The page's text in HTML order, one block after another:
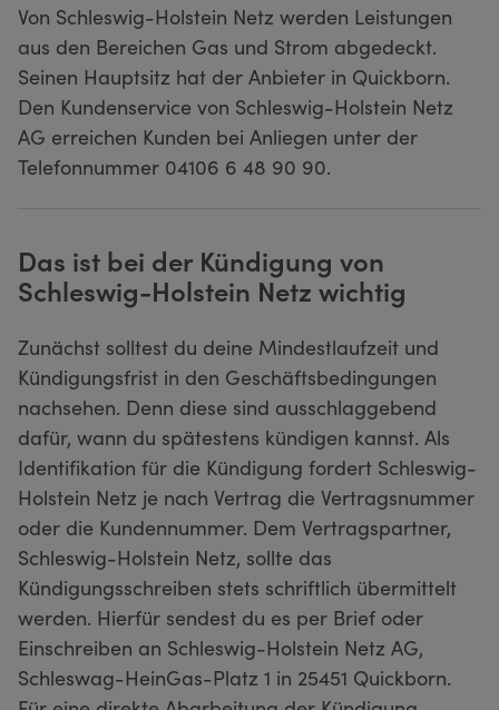
Von Schleswig-Holstein Netz werden Leistungen
aus den Bereichen Gas und Strom abgedeckt.
Seinen Hauptsitz hat der Anbieter in Quickborn.
Den Kundenservice von Schleswig-Holstein Netz
AG erreichen Kunden bei Anliegen unter der
Telefonnummer 04106 6 48 90 90.
Das ist bei der Kündigung von
Schleswig-Holstein Netz wichtig
Zunächst solltest du deine Mindestlaufzeit und
Kündigungsfrist in den Geschäftsbedingungen
nachsehen. Denn diese sind ausschlaggebend
dafür, wann du spätestens kündigen kannst. Als
Identifikation für die Kündigung fordert Schleswig-
Holstein Netz je nach Vertrag die Vertragsnummer
oder die Kundennummer. Dem Vertragspartner,
Schleswig-Holstein Netz, sollte das
Kündigungsschreiben stets schriftlich übermittelt
werden. Hierfür sendest du es per Brief oder
Einschreiben an Schleswig-Holstein Netz AG,
Schleswag-HeinGas-Platz 1 in 25451 Quickborn.